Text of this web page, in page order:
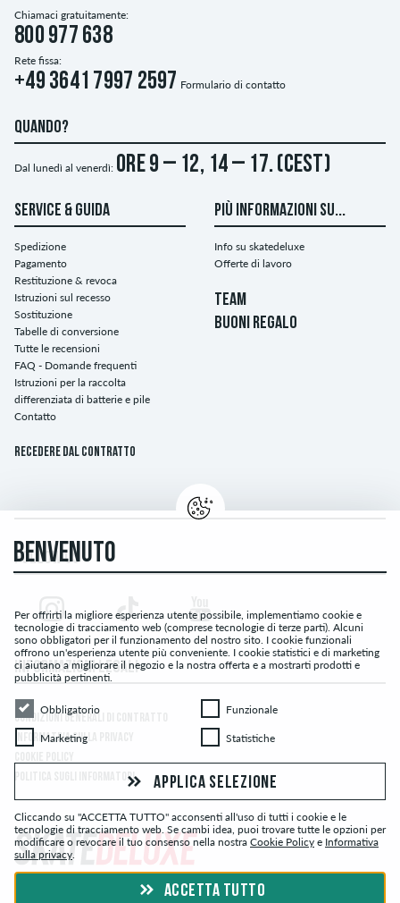
Chiamaci gratuitamente:
800 977 638
Rete fissa:
+49 3641 7997 2597 Formulario di contatto
QUANDO?
Dal lunedì al venerdì: ore 9 – 12, 14 – 17. (CEST)
SERVICE & GUIDA
Spedizione
Pagamento
Restituzione & revoca
Istruzioni sul recesso
Sostituzione
Tabelle di conversione
Tutte le recensioni
FAQ - Domande frequenti
Istruzioni per la raccolta
differenziata di batterie e pile
Contatto
Recedere dal contratto
PIÙ INFORMAZIONI SU...
Info su skatedeluxe
Offerte di lavoro
TEAM
BUONI REGALO
FOLLOW US
INFORMAZIONI LEGALI
CONDIZIONI GENERALI DI CONTRATTO
INFORMATIVA SULLA PRIVACY
POLITICA SUGLI INFORMATORI
© skatedeluxe.com Skateshop 2026
BENVENUTO
Per offrirti la migliore esperienza utente possibile, implementiamo cookie e
tecnologie di tracciamento web (comprese tecnologie di terze parti). Alcuni
sono obbligatori per il funzionamento del nostro sito. I cookie funzionali
offrono un'esperienza utente più conveniente. I cookie statistici e di marketing
ci aiutano a migliorare il negozio e la nostra offerta e a mostrarti prodotti e
pubblicità pertinenti.
Obbligatorio
Obbligatorio FunzionaleFunzionale
MarketingMarketing StatisticheStatistiche
APPLICA SELEZIONE
Cliccando su "ACCETTA TUTTO" acconsenti all'uso di tutti i cookie e le
tecnologie di tracciamento web. Se cambi idea, puoi trovare tutte le opzioni per
modificare o revocare il tuo consenso nella nostra Cookie Policy e Informativa
sulla privacy.
ACCETTA TUTTO